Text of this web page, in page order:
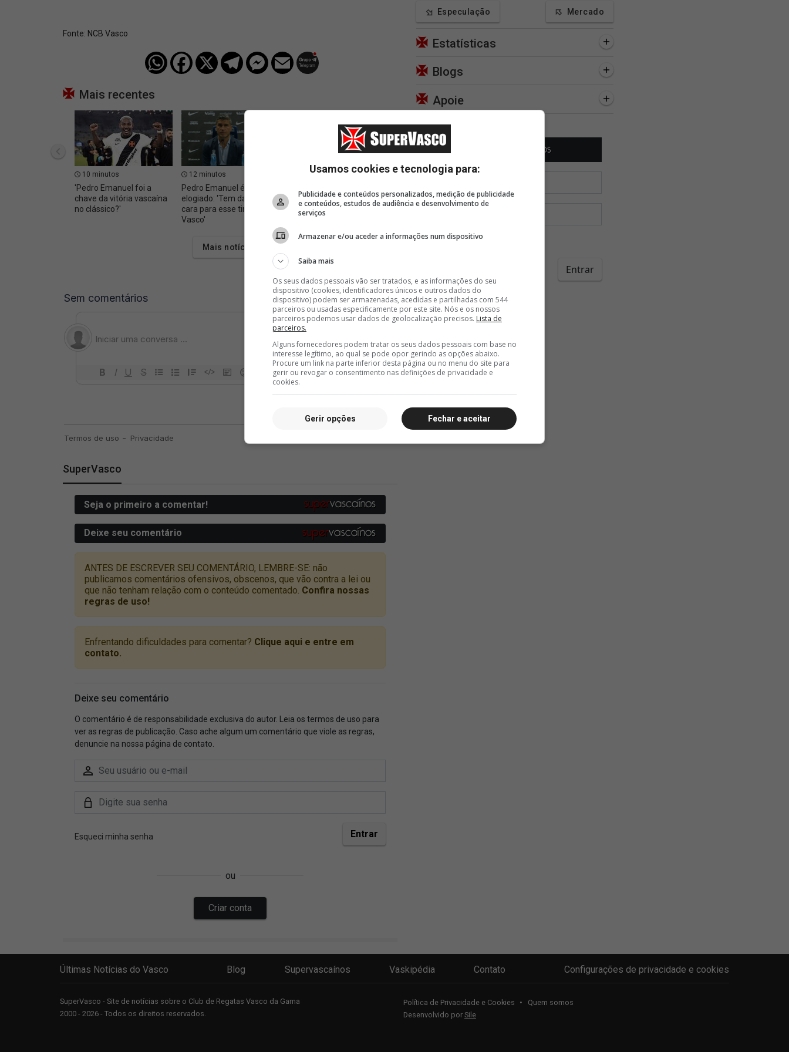
Fonte: NCB Vasco
Mais recentes
10 minutos
'Pedro Emanuel foi a
chave da vitória vascaína
no clássico?'
12 minutos
Pedro Emanuel é
elogiado: 'Tem dado uma
cara para esse time do
Vasco'
16 minutos
emoções juntas. Estou
passando por um
momento...'
20 minutos
torcida vascaína e
provoca o Fluminense na
tática e apoio do treinador
Mais notícias
SuperVasco
Especulação Mercado
Estatísticas
Blogs
Apoie
Últimas Notícias do Vasco Blog Supervascaínos Vaskipédia Contato Configurações de privacidade e cookies
SuperVasco - Site de notícias sobre o Club de Regatas Vasco da Gama
2000 - 2026 - Todos os direitos reservados.
Política de Privacidade e Cookies •
Quem somos
Desenvolvido por Sile
Usamos cookies e tecnologia para:
Publicidade e conteúdos personalizados, medição de publicidade
e conteúdos, estudos de audiência e desenvolvimento de
serviços
Armazenar e/ou aceder a informações num dispositivo
Saiba mais
Os seus dados pessoais vão ser tratados, e as informações do seu
dispositivo (cookies, identificadores únicos e outros dados do
dispositivo) podem ser armazenadas, acedidas e partilhadas com 544
parceiros ou usadas especificamente por este site. Nós e os nossos
parceiros podemos usar dados de geolocalização precisos. Lista de
parceiros.
Alguns fornecedores podem tratar os seus dados pessoais com base no
interesse legítimo, ao qual se pode opor gerindo as opções abaixo.
Procure um link na parte inferior desta página ou no menu do site para
gerir ou revogar o consentimento nas definições de privacidade e
cookies.
Fechar e aceitar
Gerir opções